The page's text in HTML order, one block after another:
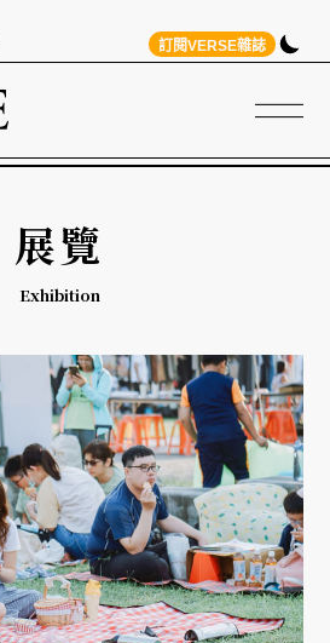
訂閱VERSE雜誌
展覽
Exhibition